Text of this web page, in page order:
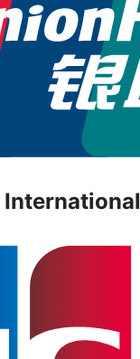
International